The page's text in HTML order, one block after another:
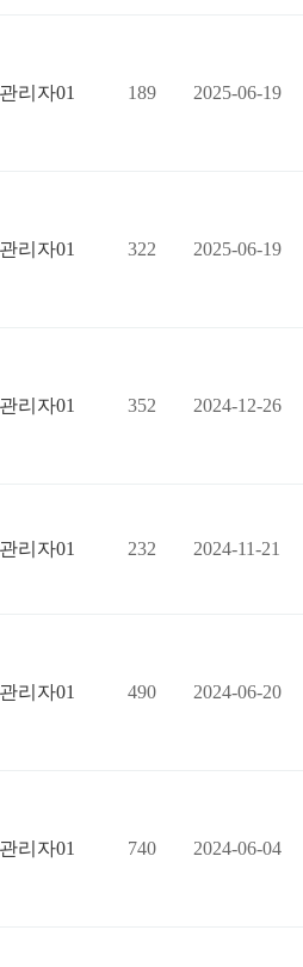
관리자01 189 2025-06-19
관리자01 322 2025-06-19
관리자01 352 2024-12-26
관리자01 232 2024-11-21
관리자01 490 2024-06-20
관리자01 740 2024-06-04